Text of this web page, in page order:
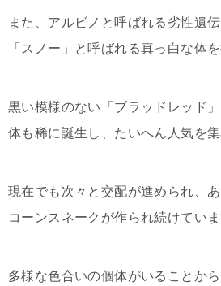
また、アルビノと呼ばれる劣性遺
「スノー」と呼ばれる真っ白な体
黒い模様のない「ブラッドレッド
体も稀に誕生し、たいへん人気を集
現在でも次々と交配が進められ、
コーンスネークが作られ続けていま
多様な色合いの個体がいることか